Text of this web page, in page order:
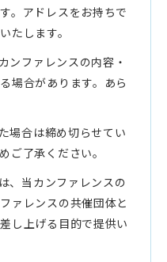
。アドレスをお持ちで
たします。
ンファレンスの内容・
場合があります。あら
場合は締め切らせてい
ご了承ください。
、当カンファレンスの
ァレンスの共催団体と
し上げる目的で提供い